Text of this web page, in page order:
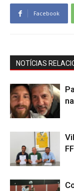
Facebook
NOTÍCIAS